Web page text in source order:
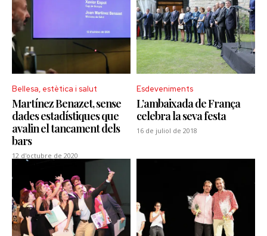
Bellesa, estètica i salut
Martínez Benazet, sense
dades estadístiques que
avalin el tancament dels
bars
12 d'octubre de 2020
Esdeveniments
L’ambaixada de França
celebra la seva festa
16 de juliol de 2018